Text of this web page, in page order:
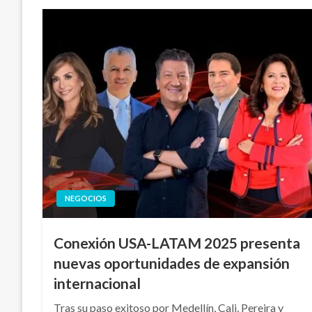
NEGOCIOS
Conexión USA-LATAM 2025 presenta
nuevas oportunidades de expansión
internacional
Tras su paso exitoso por Medellín, Cali, Pereira y